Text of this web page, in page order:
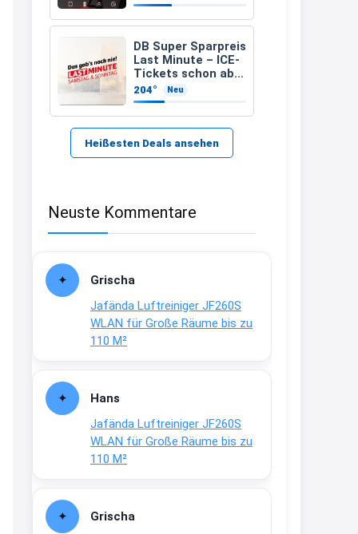
zugelassenen)
DB Super Sparpreis
Last Minute – ICE-
Tickets schon ab
6,99 Euro statt ab
17,99 Euro
204° Neu
Heißesten Deals ansehen
Neuste Kommentare
Grischa
Jafända Luftreiniger JF260S
WLAN für Große Räume bis zu
110 M²
Hans
Jafända Luftreiniger JF260S
WLAN für Große Räume bis zu
110 M²
Grischa
21:37
Kerstin
Bei EDEKA
↩
29.07www.haribo.com/de-
↩
Joachim
Ab diesem Jahr gibt es keine
Fielmann-Blinkis mehr / wurde
www.fielmann-
group.com/blinkis...
13:44